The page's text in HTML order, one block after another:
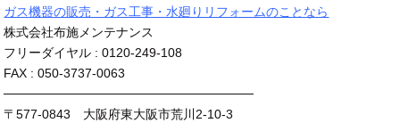
ガス機器の販売・ガス工事・水廻りリフォームのことなら
株式会社布施メンテナンス
フリーダイヤル : 0120-249-108
FAX : 050-3737-0063
────────────────────────────
〒577-0843 大阪府東大阪市荒川2-10-3